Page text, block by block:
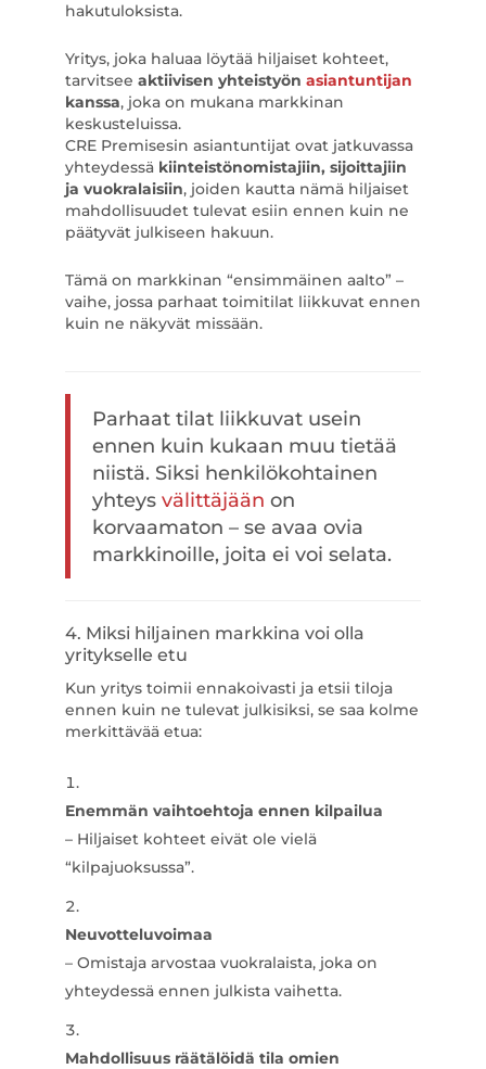
hakutuloksista.
Yritys, joka haluaa löytää hiljaiset kohteet,
tarvitsee aktiivisen yhteistyön asiantuntijan
kanssa, joka on mukana markkinan
keskusteluissa.
CRE Premisesin asiantuntijat ovat jatkuvassa
yhteydessä kiinteistönomistajiin, sijoittajiin
ja vuokralaisiin, joiden kautta nämä hiljaiset
mahdollisuudet tulevat esiin ennen kuin ne
päätyvät julkiseen hakuun.
Tämä on markkinan “ensimmäinen aalto” –
vaihe, jossa parhaat toimitilat liikkuvat ennen
kuin ne näkyvät missään.
Parhaat tilat liikkuvat usein
ennen kuin kukaan muu tietää
niistä. Siksi henkilökohtainen
yhteys välittäjään on
korvaamaton – se avaa ovia
markkinoille, joita ei voi selata.
4. Miksi hiljainen markkina voi olla
yritykselle etu
Kun yritys toimii ennakoivasti ja etsii tiloja
ennen kuin ne tulevat julkisiksi, se saa kolme
merkittävää etua:
Enemmän vaihtoehtoja ennen kilpailua
– Hiljaiset kohteet eivät ole vielä
“kilpajuoksussa”.
Neuvotteluvoimaa
– Omistaja arvostaa vuokralaista, joka on
yhteydessä ennen julkista vaihetta.
Mahdollisuus räätälöidä tila omien